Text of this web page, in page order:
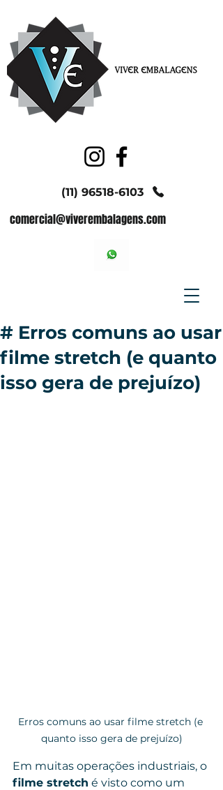
(11) 96518-6103
comercial@viverembalagens.com
# Erros comuns ao usar
filme stretch (e quanto
isso gera de prejuízo)
Erros comuns ao usar filme stretch (e
quanto isso gera de prejuízo)
Em muitas operações industriais, o
filme stretch é visto como um